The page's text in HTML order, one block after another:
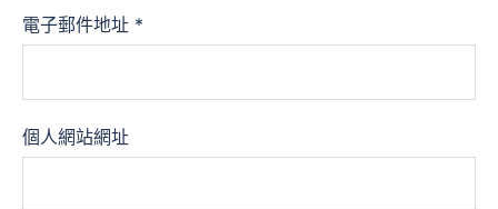
電子郵件地址 *
個人網站網址